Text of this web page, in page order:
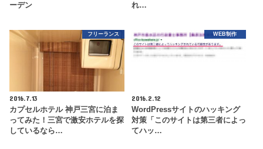
ーデン
れ…
フリーランス
2016.7.13
カプセルホテル 神戸三宮に泊ま
ってみた！三宮で激安ホテルを探
しているなら…
WEB制作
2016.2.12
WordPressサイトのハッキング
対策「このサイトは第三者によっ
てハッ…